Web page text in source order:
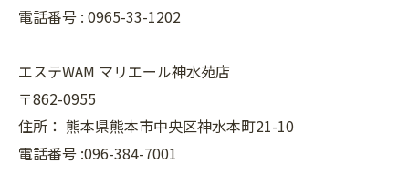
電話番号 : 0965-33-1202
エステWAM マリエール神水苑店
〒862-0955
住所： 熊本県熊本市中央区神水本町21-10
電話番号 :096-384-7001